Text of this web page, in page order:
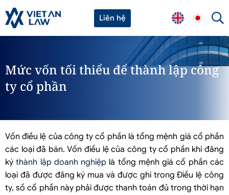
Liên hệ
Mức vốn tối thiểu để thành lập công
ty cổ phần
Vốn điều lệ của công ty cổ phần là tổng mệnh giá cổ phần
các loại đã bán. Vốn điều lệ của công ty cổ phần khi đăng
kýthành lập doanh nghiệp là tổng mệnh giá cổ phần các
loại đã được đăng ký mua và được ghi trong Điều lệ công
ty, số cổ phần này phải được thanh toán đủ trong thời hạn